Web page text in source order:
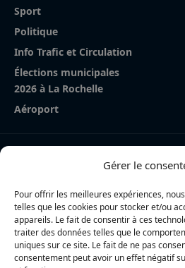
Gérer le
Pour offrir les meilleures expériences,
telles que les cookies pour stocker et/ou
appareils. Le fait de consentir à ces
traiter des données telles que le
uniques sur ce site. Le fait de ne pas
consentement peut avoir un effet négatif
Sport
Politique
Info Trafic et Circulation
Élections municipales
2026 à La Rochelle
Aéroport
volant explorée
La Rochelle Agglo : trois
voiture à Périgny, une femme en
Charente-Maritime : la